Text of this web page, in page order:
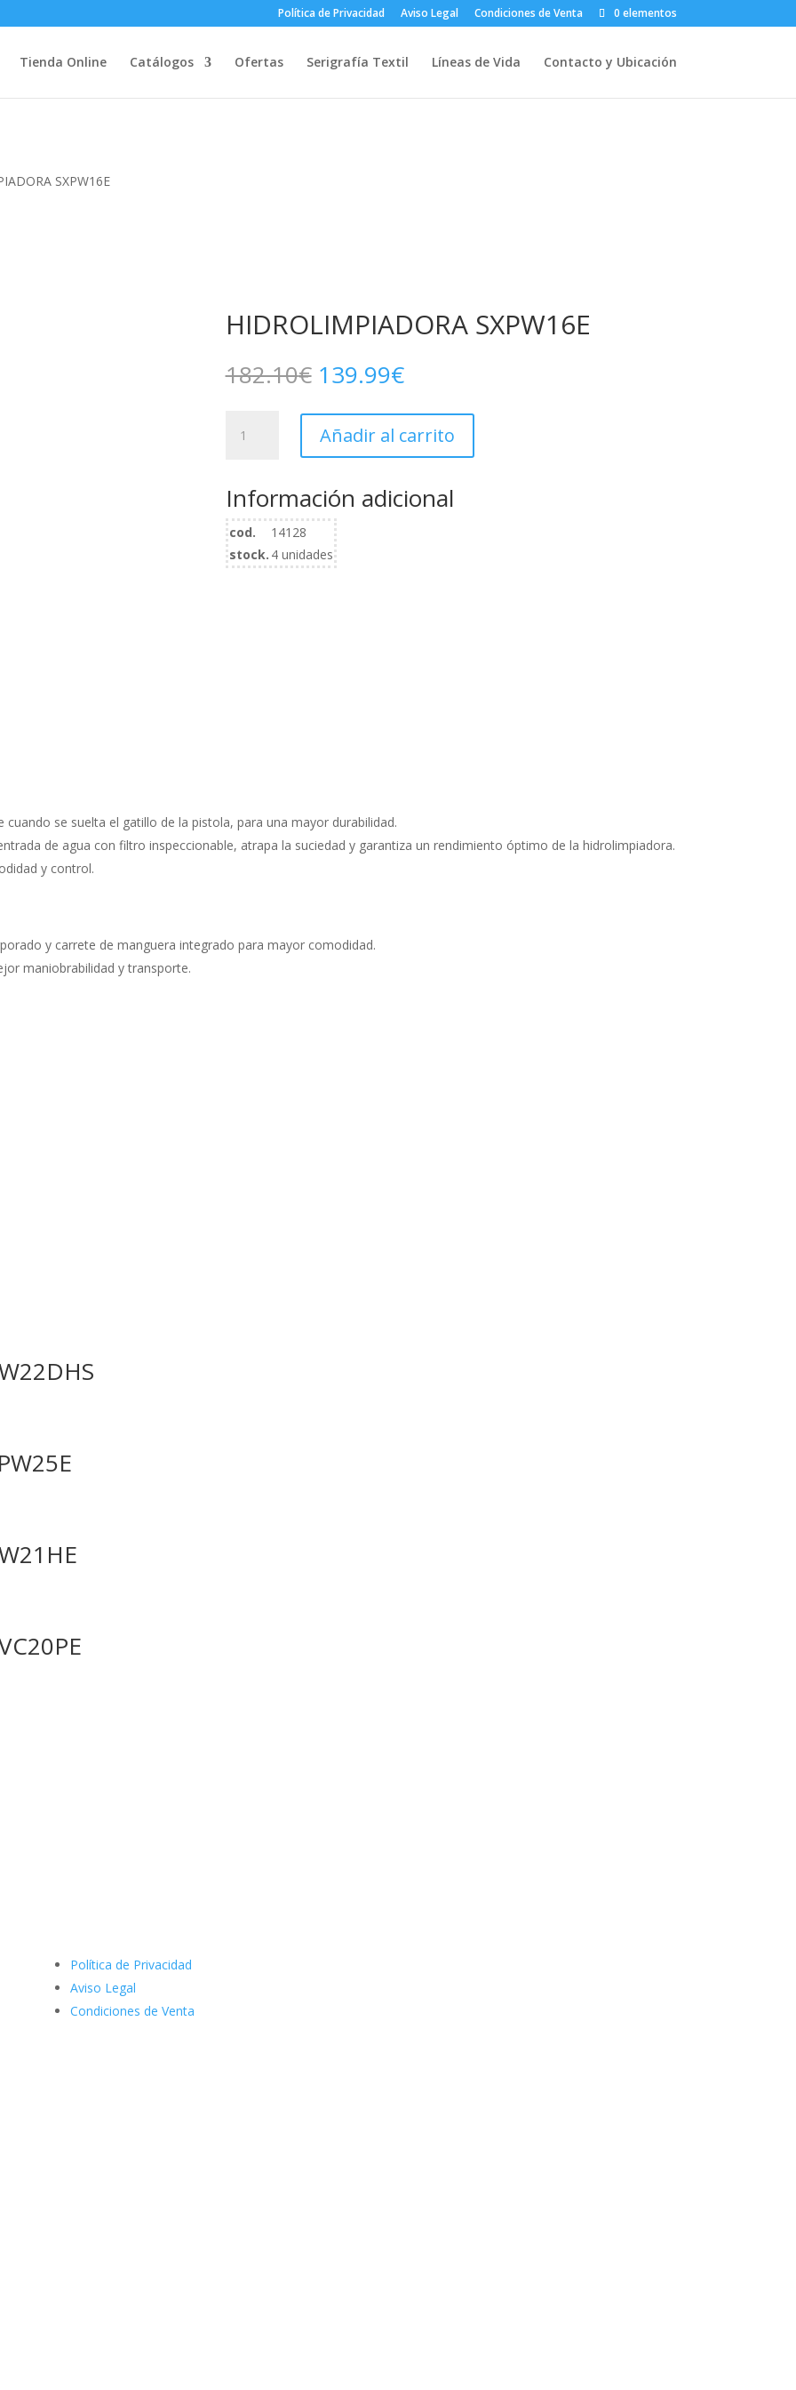
Política de Privacidad Aviso Legal Condiciones de Venta 0 elementos
Tienda Online Catálogos Ofertas Serigrafía Textil Líneas de Vida Contacto y Ubicación
SXPW16E
HIDROLIMPIADORA SXPW16E
182.10€ El
precio
original
era:
182.10€.
139.99€El
precio
actual
es:
139.99€.
HIDROLIMPIADORA
SXPW16E
Añadir al carrito
Información adicional
cod.
14128
stock. 4 unidades
cuando se suelta el gatillo de la pistola, para una mayor durabilidad.
de agua con filtro inspeccionable, atrapa la suciedad y garantiza un rendimiento óptimo de la hidrolimpiadora.
y control.
y carrete de manguera integrado para mayor comodidad.
maniobrabilidad y transporte.
Política de Privacidad
Aviso Legal
Condiciones de Venta